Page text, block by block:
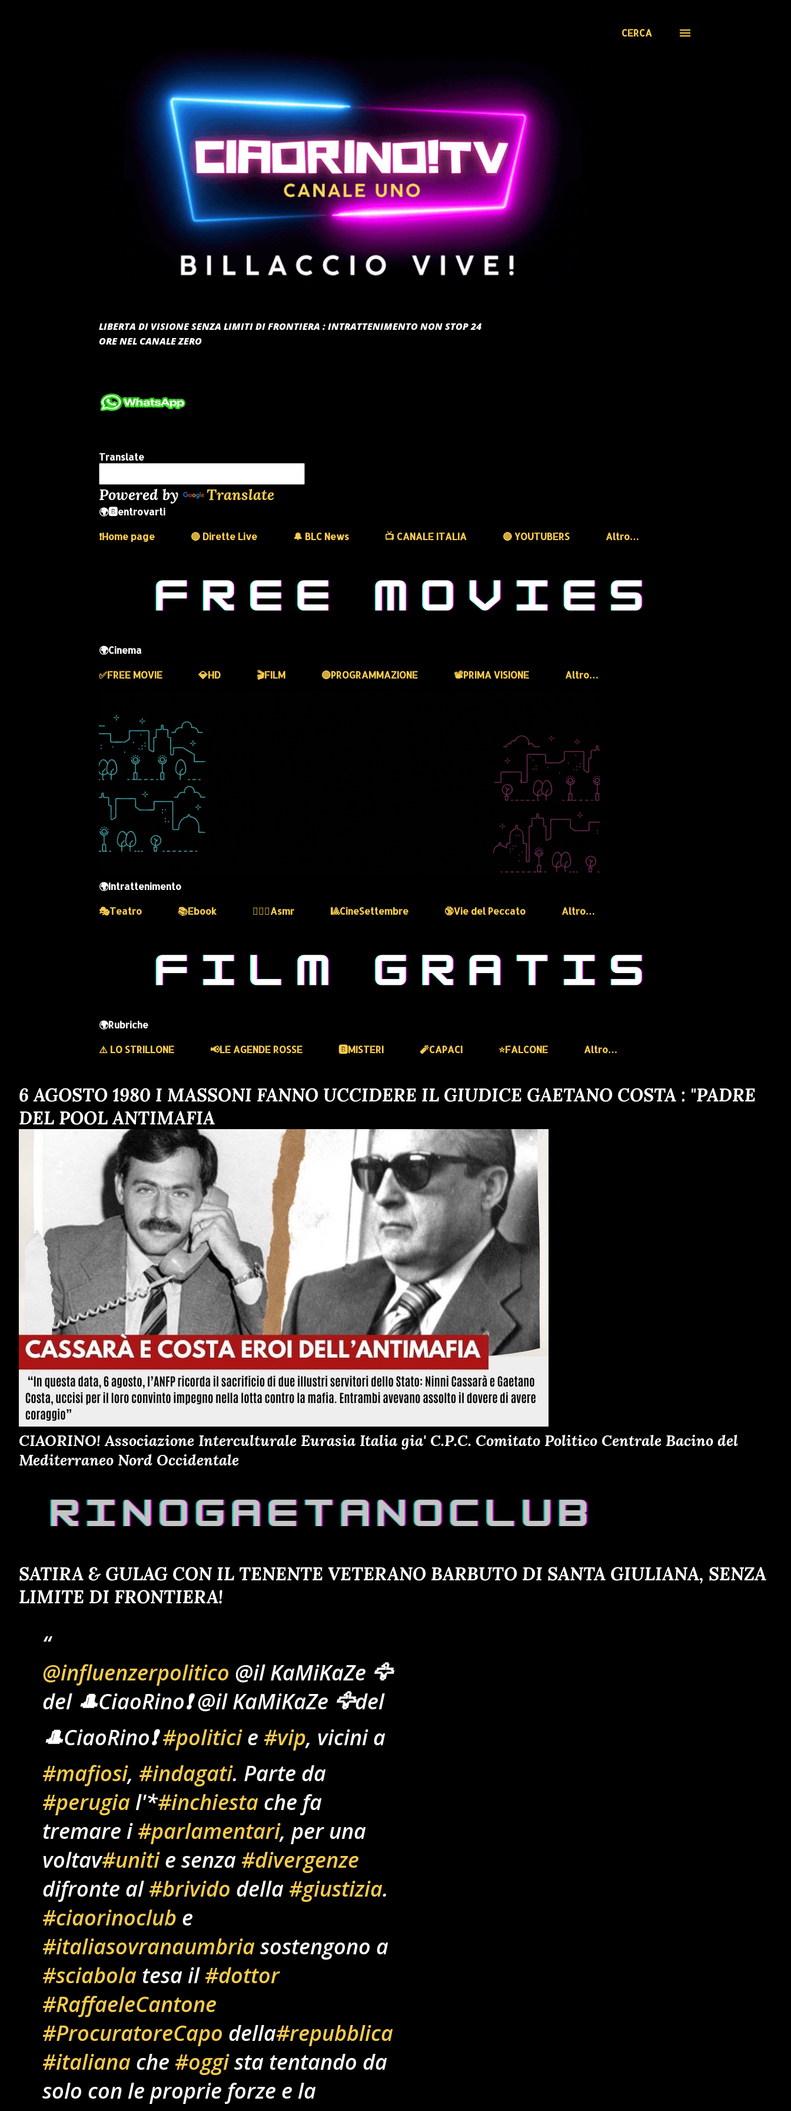
LIBERTA DI VISIONE SENZA LIMITI DI FRONTIERA : INTRATTENIMENTO NON STOP 24
ORE NEL CANALE ZERO
CERCA
Translate
Powered by Translate
🌍🅱️entrovarti
❗️Home page
🔴 Dirette Live 🔔 BLC News 📺 CANALE ITALIA 🔴 YOUTUBERS Altro…
🌍Cinema
✅️FREE MOVIE
💎HD 🎬FILM 🔴PROGRAMMAZIONE 📽️PRIMA VISIONE Altro…
🌍Intrattenimento
🎭Teatro
📚Ebook 💆🏻‍♀️Asmr 🎱CineSettembre 🔞Vie del Peccato Altro…
🌍Rubriche
⚠️ LO STRILLONE
📢LE AGENDE ROSSE 🅱️MISTERI 🧨CAPACI ⭐️FALCONE Altro…
6 AGOSTO 1980 I MASSONI FANNO UCCIDERE IL GIUDICE GAETANO COSTA : "PADRE
DEL POOL ANTIMAFIA
CIAORINO! Associazione Interculturale Eurasia Italia gia' C.P.C. Comitato Politico Centrale Bacino del
Mediterraneo Nord Occidentale
SATIRA & GULAG CON IL TENENTE VETERANO BARBUTO DI SANTA GIULIANA, SENZA
LIMITE DI FRONTIERA!
@influenzerpolitico @il KaMiKaZe 🦅
del 🎩CiaoRino❗ @il KaMiKaZe 🦅del
🎩CiaoRino❗#politicie #vip, vicini a
#mafiosi, #indagati. Parte da
#perugia l'*#inchiesta che fa
tremare i#parlamentari, per una
voltav#unitie senza #divergenze
difronte al#brivido della #giustizia.
#ciaorinoclub e
#italiasovranaumbriasostengono a
#sciabola tesa il#dottor
#RaffaeleCantone
#ProcuratoreCapo della#repubblica
#italiana che #oggista tentando da
solo con le proprie forze e la